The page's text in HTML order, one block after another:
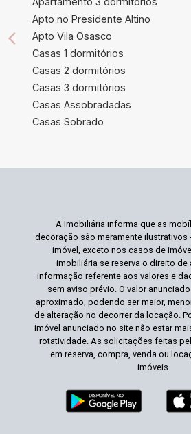
Apto no Presidente Altino
Apto Vila Osasco
Casas 1 dormitórios
Casas 2 dormitórios
Casas 3 dormitórios
Casas Assobradadas
Casas Sobrado
A Imobiliária informa que as
decoração são meramente ilustrativos
imóvel, exceto nos casos de
imobiliária se reserva o direito de
informação referente aos valores e
sem aviso prévio. O valor
aproximado, podendo ser maior,
de alteração no decorrer da locação.
imóvel anunciado no site não estar
rotatividade. As solicitações feitas
em reserva, compra, venda ou
imóveis.